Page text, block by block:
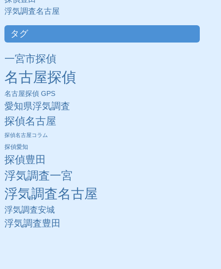
浮気調査名古屋
タグ
一宮市探偵
名古屋探偵
名古屋探偵 GPS
愛知県浮気調査
探偵名古屋
探偵名古屋コラム
探偵愛知
探偵豊田
浮気調査一宮
浮気調査名古屋
浮気調査安城
浮気調査豊田